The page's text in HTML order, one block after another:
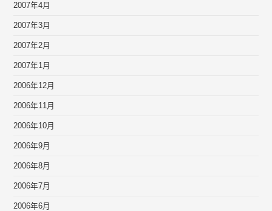
2007年4月
2007年3月
2007年2月
2007年1月
2006年12月
2006年11月
2006年10月
2006年9月
2006年8月
2006年7月
2006年6月